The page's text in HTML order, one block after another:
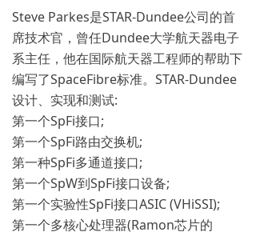
Steve Parkes是STAR-Dundee公司的首
席技术官，曾任Dundee大学航天器电子
系主任，他在国际航天器工程师的帮助下
编写了SpaceFibre标准。STAR-Dundee
设计、实现和测试:
第一个SpFi接口;
第一个SpFi路由交换机;
第一种SpFi多通道接口;
第一个SpW到SpFi接口设备;
第一个实验性SpFi接口ASIC (VHiSSI);
第一个多核心处理器(Ramon芯片的